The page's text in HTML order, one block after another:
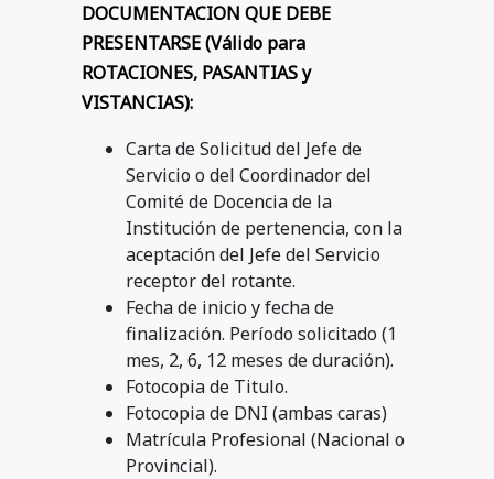
DOCUMENTACION QUE DEBE
PRESENTARSE (Válido para
ROTACIONES, PASANTIAS y
VISTANCIAS):
Carta de Solicitud del Jefe de
Servicio o del Coordinador del
Comité de Docencia de la
Institución de pertenencia, con la
aceptación del Jefe del Servicio
receptor del rotante.
Fecha de inicio y fecha de
finalización. Período solicitado (1
mes, 2, 6, 12 meses de duración).
Fotocopia de Titulo.
Fotocopia de DNI (ambas caras)
Matrícula Profesional (Nacional o
Provincial).